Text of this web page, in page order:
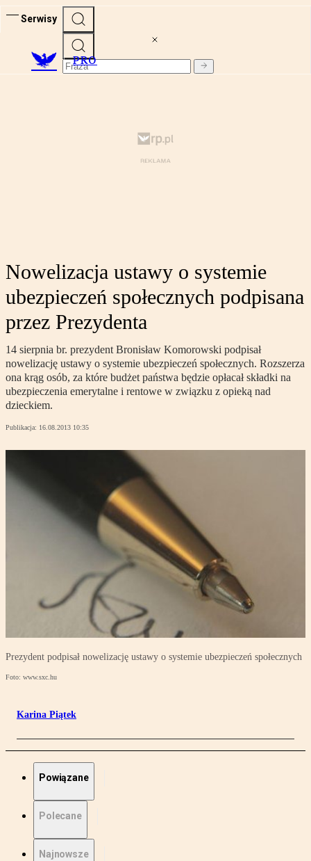
Serwisy
PRO
Nowelizacja ustawy o systemie
ubezpieczeń społecznych podpisana
przez Prezydenta
14 sierpnia br. prezydent Bronisław Komorowski podpisał
nowelizację ustawy o systemie ubezpieczeń społecznych. Rozszerza
ona krąg osób, za które budżet państwa będzie opłacał składki na
ubezpieczenia emerytalne i rentowe w związku z opieką nad
dzieckiem.
Publikacja: 16.08.2013 10:35
Prezydent podpisał nowelizację ustawy o systemie ubezpieczeń społecznych
Foto: www.sxc.hu
Karina Piątek
Powiązane
Polecane
Najnowsze